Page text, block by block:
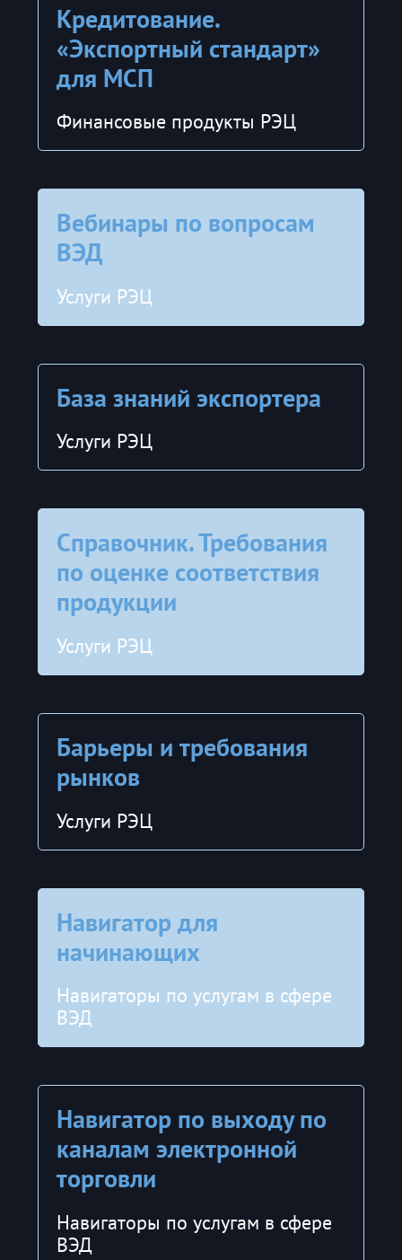
Кредитование.
«Экспортный стандарт»
для МСП
Финансовые продукты РЭЦ
Вебинары по вопросам
ВЭД
Услуги РЭЦ
База знаний экспортера
Услуги РЭЦ
Справочник. Требования
по оценке соответствия
продукции
Услуги РЭЦ
Барьеры и требования
рынков
Услуги РЭЦ
Навигатор для
начинающих
Навигаторы по услугам в сфере
ВЭД
Навигатор по выходу по
каналам электронной
торговли
Навигаторы по услугам в сфере
ВЭД